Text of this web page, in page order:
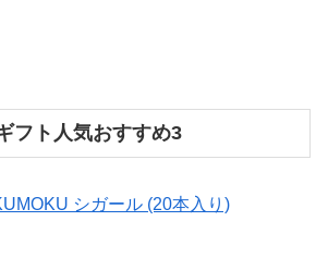
フト人気おすすめ3
シガール (20本入り)